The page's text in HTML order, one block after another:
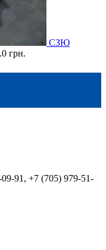
СЗЮ
грн.
91, +7 (705) 979-51-